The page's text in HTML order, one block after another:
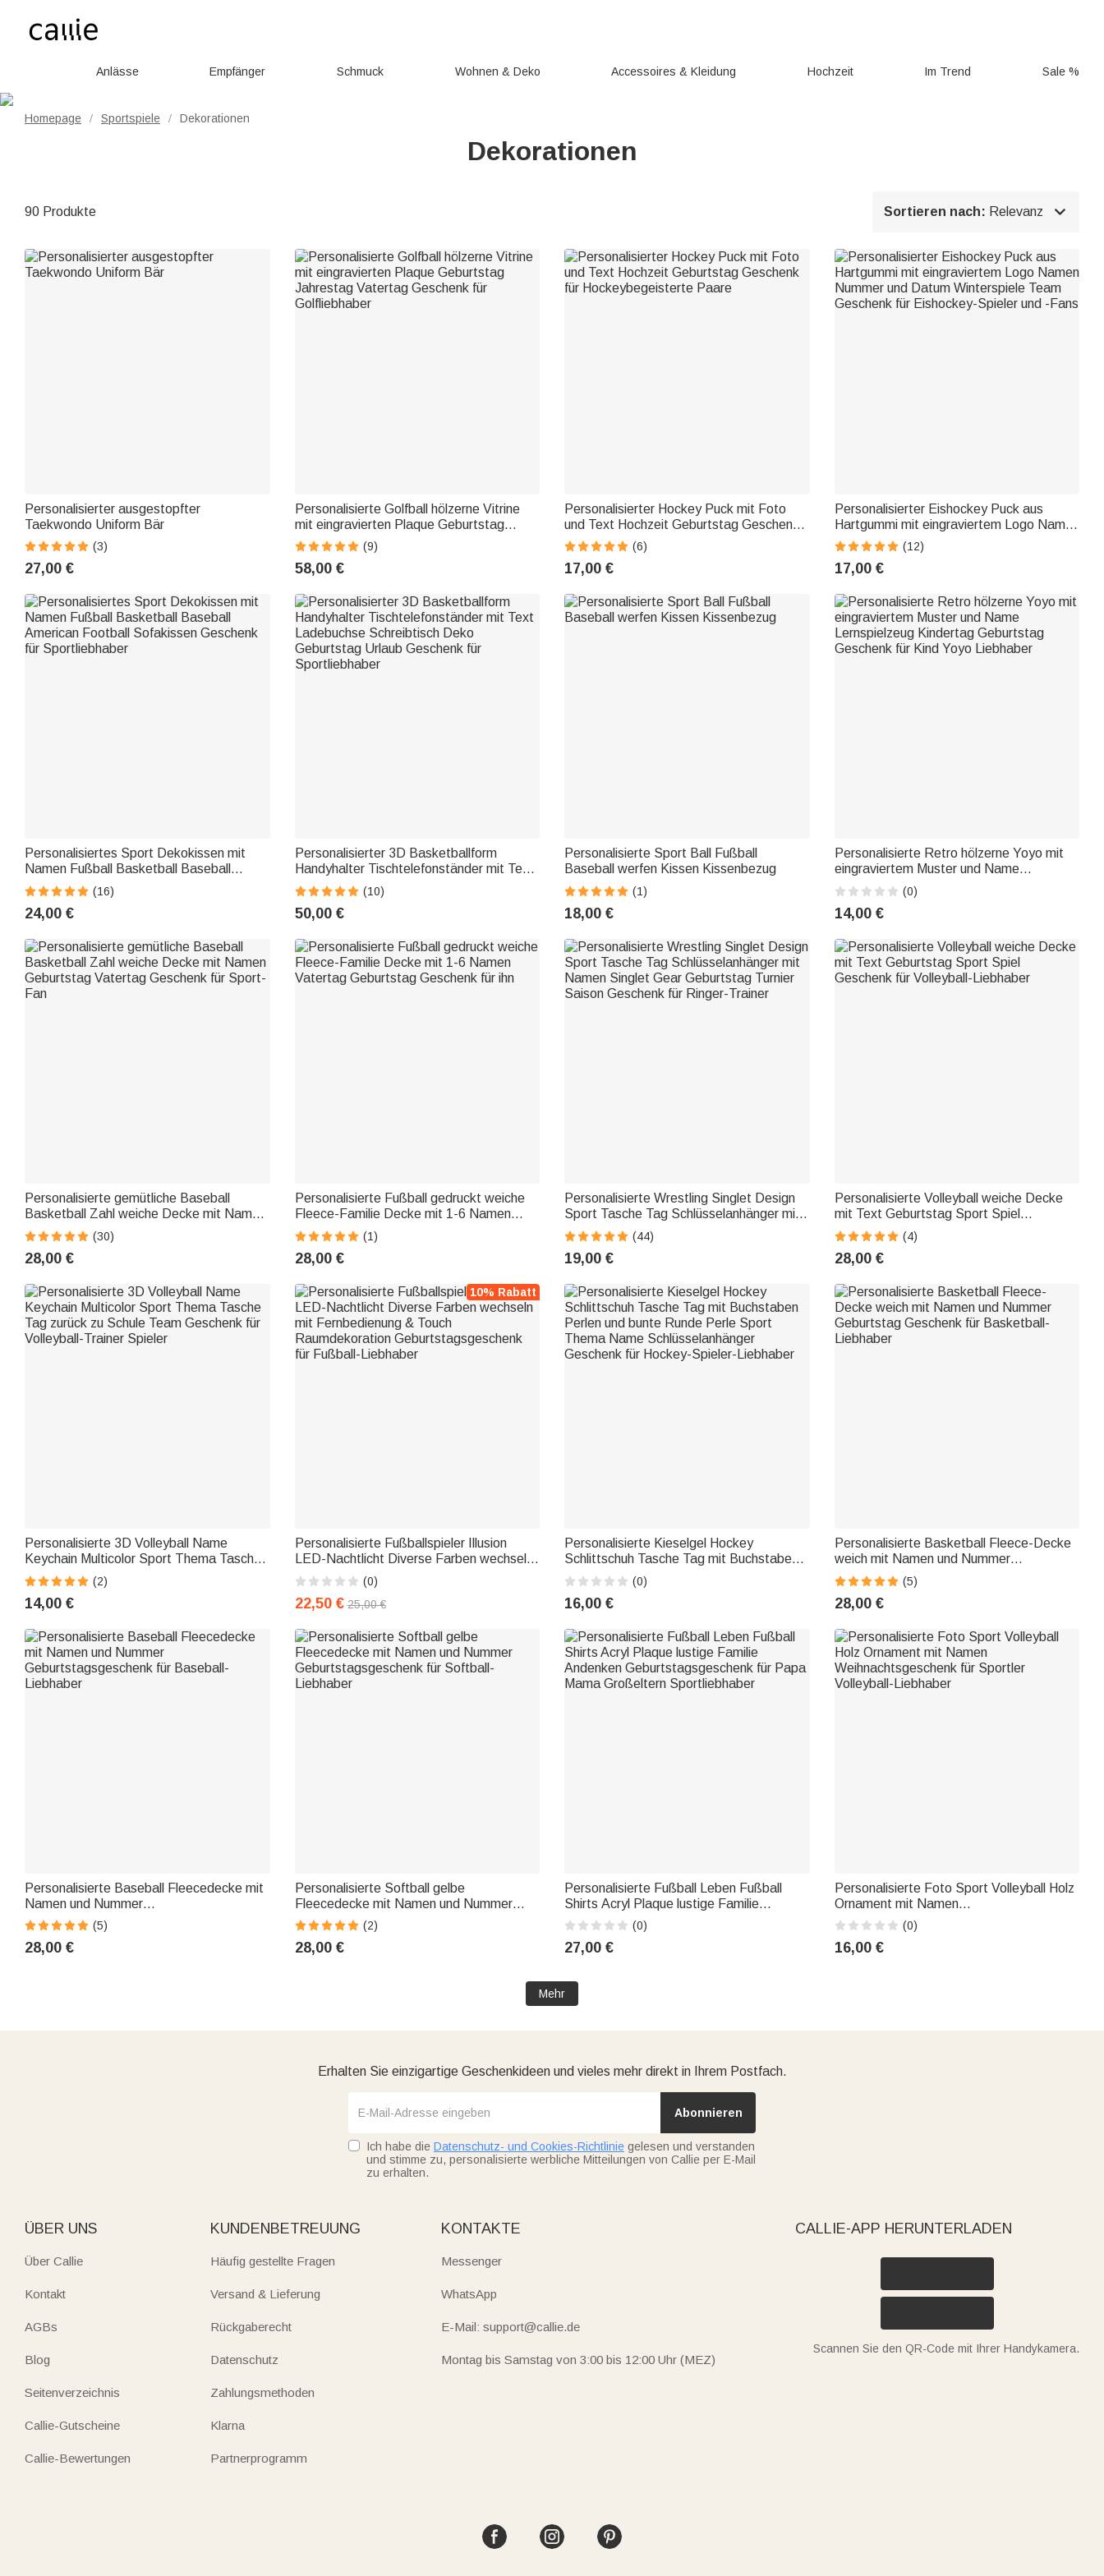
Anlässe Empfänger Schmuck Wohnen & Deko Accessoires & Kleidung Hochzeit Im Trend Sale %
Homepage / Sportspiele / Dekorationen
Dekorationen
90 Produkte Sortieren nach: Relevanz 
Personalisierter ausgestopfter
Taekwondo Uniform Bär
(3)
27,00 €
Personalisierte Golfball hölzerne Vitrine
mit eingravierten Plaque Geburtstag
Jahrestag Vatertag Geschenk für
Golfliebhaber
(9)
58,00 €
Personalisierter Hockey Puck mit Foto
und Text Hochzeit Geburtstag Geschenk
für Hockeybegeisterte Paare
(6)
17,00 €
Personalisierter Eishockey Puck aus
Hartgummi mit eingraviertem Logo Namen
Nummer und Datum Winterspiele Team
Geschenk für Eishockey-Spieler und -Fans
(12)
17,00 €
Personalisiertes Sport Dekokissen mit
Namen Fußball Basketball Baseball
American Football Sofakissen Geschenk
für Sportliebhaber
(16)
24,00 €
Personalisierter 3D Basketballform
Handyhalter Tischtelefonständer mit Text
Ladebuchse Schreibtisch Deko
Geburtstag Urlaub Geschenk für
Sportliebhaber
(10)
50,00 €
Personalisierte Sport Ball Fußball
Baseball werfen Kissen Kissenbezug
(1)
18,00 €
Personalisierte Retro hölzerne Yoyo mit
eingraviertem Muster und Name
Lernspielzeug Kindertag Geburtstag
Geschenk für Kind Yoyo Liebhaber
(0)
14,00 €
Personalisierte gemütliche Baseball
Basketball Zahl weiche Decke mit Namen
Geburtstag Vatertag Geschenk für Sport-
Fan
(30)
28,00 €
Personalisierte Fußball gedruckt weiche
Fleece-Familie Decke mit 1-6 Namen
Vatertag Geburtstag Geschenk für ihn
(1)
28,00 €
Personalisierte Wrestling Singlet Design
Sport Tasche Tag Schlüsselanhänger mit
Namen Singlet Gear Geburtstag Turnier
Saison Geschenk für Ringer-Trainer
(44)
19,00 €
Personalisierte Volleyball weiche Decke
mit Text Geburtstag Sport Spiel
Geschenk für Volleyball-Liebhaber
(4)
28,00 €
Personalisierte 3D Volleyball Name
Keychain Multicolor Sport Thema Tasche
Tag zurück zu Schule Team Geschenk für
Volleyball-Trainer Spieler
(2)
14,00 €
10% Rabatt
Personalisierte Fußballspieler Illusion
LED-Nachtlicht Diverse Farben wechseln
mit Fernbedienung & Touch
Raumdekoration Geburtstagsgeschenk
für Fußball-Liebhaber
(0)
22,50 € 25,00 €
Personalisierte Kieselgel Hockey
Schlittschuh Tasche Tag mit Buchstaben
Perlen und bunte Runde Perle Sport
Thema Name Schlüsselanhänger
Geschenk für Hockey-Spieler-Liebhaber
(0)
16,00 €
Personalisierte Basketball Fleece-Decke
weich mit Namen und Nummer
Geburtstag Geschenk für Basketball-
Liebhaber
(5)
28,00 €
Personalisierte Baseball Fleecedecke mit
Namen und Nummer
Geburtstagsgeschenk für Baseball-
Liebhaber
(5)
28,00 €
Personalisierte Softball gelbe
Fleecedecke mit Namen und Nummer
Geburtstagsgeschenk für Softball-
Liebhaber
(2)
28,00 €
Personalisierte Fußball Leben Fußball
Shirts Acryl Plaque lustige Familie
Andenken Geburtstagsgeschenk für Papa
Mama Großeltern Sportliebhaber
(0)
27,00 €
Personalisierte Foto Sport Volleyball Holz
Ornament mit Namen
Weihnachtsgeschenk für Sportler
Volleyball-Liebhaber
(0)
16,00 €
Mehr
Erhalten Sie einzigartige Geschenkideen und vieles mehr direkt in Ihrem Postfach.
Abonnieren
Ich habe die Datenschutz- und Cookies-Richtlinie gelesen und verstanden
und stimme zu, personalisierte werbliche Mitteilungen von Callie per E-Mail
zu erhalten.
ÜBER UNS
Über Callie
Kontakt
AGBs
Blog
Seitenverzeichnis
Callie-Gutscheine
Callie-Bewertungen
KUNDENBETREUUNG
Häufig gestellte Fragen
Versand & Lieferung
Rückgaberecht
Datenschutz
Zahlungsmethoden
Klarna
Partnerprogramm
KONTAKTE
Messenger
WhatsApp
E-Mail: support@callie.de
Montag bis Samstag von 3:00 bis 12:00 Uhr (MEZ)
CALLIE-APP HERUNTERLADEN
Scannen Sie den QR-Code mit Ihrer Handykamera.